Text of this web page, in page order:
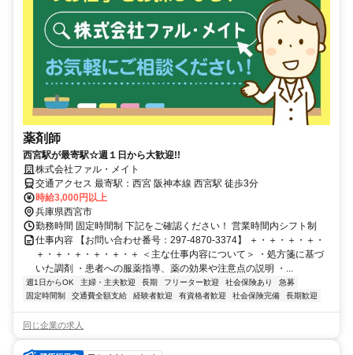
薬剤師
西宮駅が最寄駅☆週１日から大歓迎!!
株式会社ファル・メイト
交通アクセス 最寄駅：西宮 阪神本線 西宮駅 徒歩3分
時給3,000円以上
兵庫県西宮市
勤務時間 固定時間制 下記をご確認ください！ 営業時間内シフト制
仕事内容 【お問い合わせ番号：297-4870-3374】 ＋・＋・＋・＋・
＋・＋・＋・＋・＋・＋ ＜主な仕事内容について＞ ・処方箋に基づ
いた調剤 ・患者への服薬指導、薬の効果や注意点の説明 ・...
週1日からOK 主婦・主夫歓迎 長期 フリーター歓迎 社会保険あり
急募
固定時間制
交通費全額支給 経験者歓迎 有資格者歓迎 社会保険完備 長期歓迎
同じ企業の求人